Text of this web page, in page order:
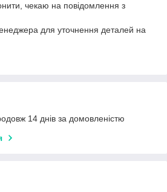
чекаю на повідомлення з
для уточнення деталей на
14 днів за домовленістю